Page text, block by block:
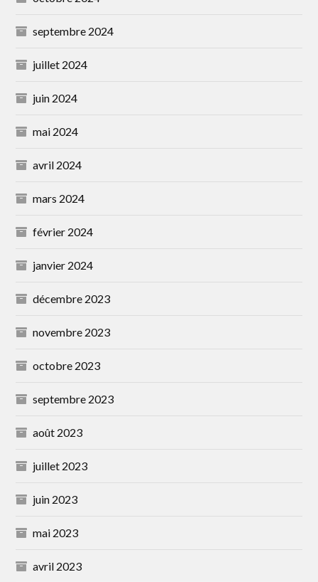
septembre 2024
juillet 2024
juin 2024
mai 2024
avril 2024
mars 2024
février 2024
janvier 2024
décembre 2023
novembre 2023
octobre 2023
septembre 2023
août 2023
juillet 2023
juin 2023
mai 2023
avril 2023